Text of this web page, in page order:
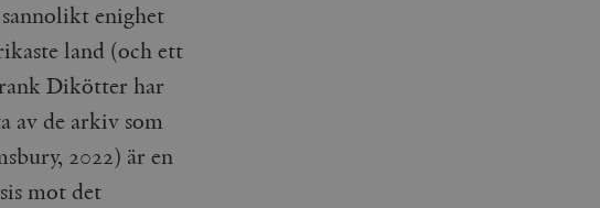
enighet
land (och ett
Dikötter har
av de arkiv som
2022) är en
mot det